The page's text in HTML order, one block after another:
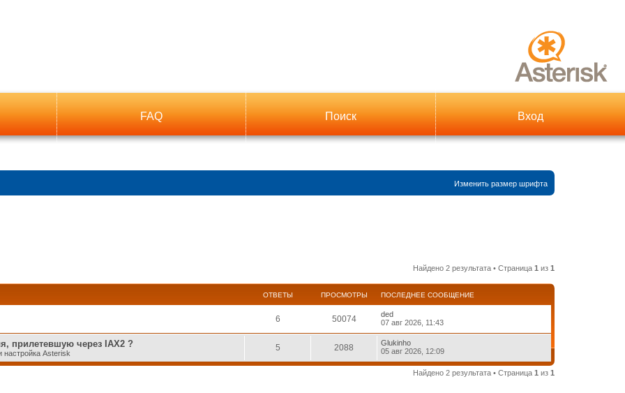
FAQ Поиск Вход
Изменить размер шрифта
Найдено 2 результата • Страница1 из1
ОТВЕТЫ ПРОСМОТРЫ ПОСЛЕДНЕЕ СООБЩЕНИЕ
6 50074
ded
07 авг 2026, 11:43
прилетевшую через IAX2 ?
настройка Asterisk
5 2088
Glukinho
05 авг 2026, 12:09
Найдено 2 результата • Страница1 из1